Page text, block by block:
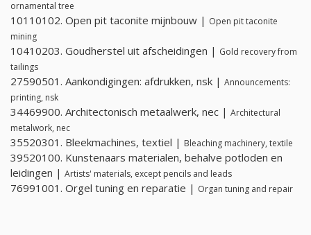
ornamental tree
10110102. Open pit taconite mijnbouw | Open pit taconite
mining
10410203. Goudherstel uit afscheidingen | Gold recovery from
tailings
27590501. Aankondigingen: afdrukken, nsk | Announcements:
printing, nsk
34469900. Architectonisch metaalwerk, nec | Architectural
metalwork, nec
35520301. Bleekmachines, textiel | Bleaching machinery, textile
39520100. Kunstenaars materialen, behalve potloden en
leidingen | Artists' materials, except pencils and leads
76991001. Orgel tuning en reparatie | Organ tuning and repair